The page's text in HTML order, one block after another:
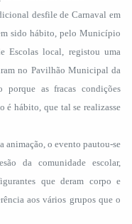
desfile de Carnaval em
sido hábito, pelo Município
Escolas local, registou uma
no Pavilhão Municipal da
as fracas condições
é hábito, que tal se realizasse
animação, o evento pautou-se
da comunidade escolar,
que deram corpo e
aos vários grupos que o